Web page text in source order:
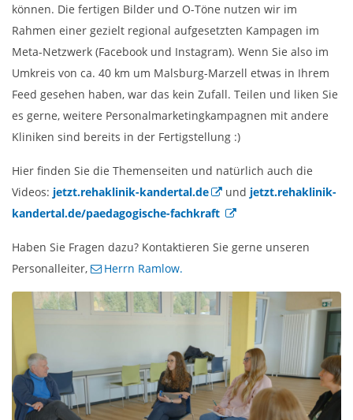
können. Die fertigen Bilder und O-Töne nutzen wir im
Rahmen einer gezielt regional aufgesetzten Kampagen im
Meta-Netzwerk (Facebook und Instagram). Wenn Sie also im
Umkreis von ca. 40 km um Malsburg-Marzell etwas in Ihrem
Feed gesehen haben, war das kein Zufall. Teilen und liken Sie
es gerne, weitere Personalmarketingkampagnen mit andere
Kliniken sind bereits in der Fertigstellung :)
Hier finden Sie die Themenseiten und natürlich auch die
Videos: jetzt.rehaklinik-kandertal.de und jetzt.rehaklinik-
kandertal.de/paedagogische-fachkraft
Haben Sie Fragen dazu? Kontaktieren Sie gerne unseren
Personalleiter,
Herrn Ramlow.